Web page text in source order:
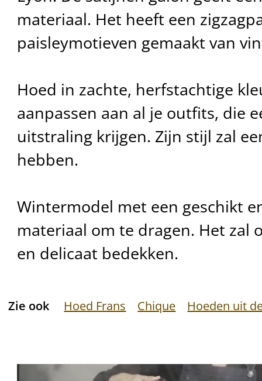
materiaal. Het heeft een
paisleymotieven gemaakt van
Hoed in zachte, herfstachtige
aanpassen aan al je outfits, die
uitstraling krijgen. Zijn stijl zal
hebben.
Wintermodel met een geschikt
materiaal om te dragen. Het zal
en delicaat bedekken.
Zie ook Hoed Frans Chique Hoeden uit